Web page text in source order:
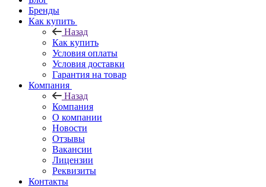
Бренды
Как купить
Назад
Как купить
Условия оплаты
Условия доставки
Гарантия на товар
Компания
Назад
Компания
О компании
Новости
Отзывы
Вакансии
Лицензии
Реквизиты
Контакты